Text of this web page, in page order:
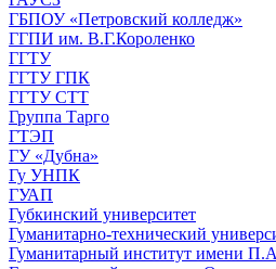
ГБПОУ «Петровский колледж»
ГГПИ им. В.Г.Короленко
ГГТУ
ГГТУ ГПК
ГГТУ СТТ
Группа Тарго
ГТЭП
ГУ «Дубна»
Гу УНПК
ГУАП
Губкинский университет
Гуманитарно-технический
Гуманитарный институт имени